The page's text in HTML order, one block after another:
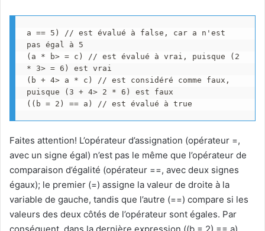
a == 5) // est évalué à false, car a n'est
pas égal à 5
(a * b> = c) // est évalué à vrai, puisque (2
* 3> = 6) est vrai
(b + 4> a * c) // est considéré comme faux,
puisque (3 + 4> 2 * 6) est faux
((b = 2) == a) // est évalué à true
Faites attention! L’opérateur d’assignation (opérateur =,
avec un signe égal) n’est pas le même que l’opérateur de
comparaison d’égalité (opérateur ==, avec deux signes
égaux); le premier (=) assigne la valeur de droite à la
variable de gauche, tandis que l’autre (==) compare si les
valeurs des deux côtés de l’opérateur sont égales. Par